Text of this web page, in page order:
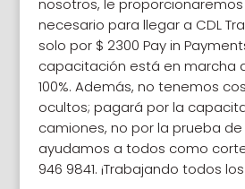
nosotros, le
necesario para llegar a CDL
solo por $ 2300 Pay in
capacitación está en marcha
100%. Además, no tenemos
ocultos; pagará por la
camiones, no por la prueba
ayudamos a todos como
946 9841. ¡Trabajando todos